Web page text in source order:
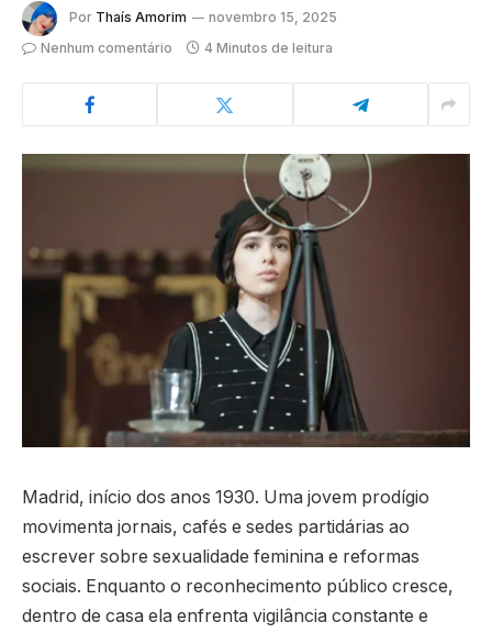
Por Thaís Amorim
novembro 15, 2025
Nenhum comentário
4 Minutos de leitura
Madrid, início dos anos 1930. Uma jovem prodígio
movimenta jornais, cafés e sedes partidárias ao
escrever sobre sexualidade feminina e reformas
sociais. Enquanto o reconhecimento público cresce,
dentro de casa ela enfrenta vigilância constante e